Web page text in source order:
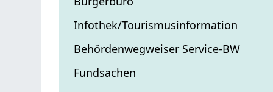
Infothek/Tourismusinformation
Behördenwegweiser Service-BW
Fundsachen